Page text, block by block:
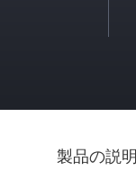
製品の説明